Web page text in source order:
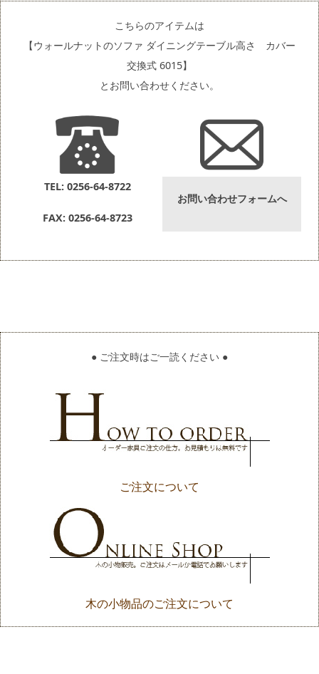
こちらのアイテムは
【ウォールナットのソファ ダイニングテーブル高さ カバー
交換式 6015】
とお問い合わせください。
TEL: 0256-64-8722
FAX: 0256-64-8723
お問い合わせフォームへ
● ご注文時はご一読ください ●
ご注文について
木の小物品のご注文について